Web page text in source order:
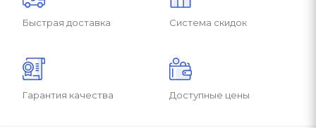
Быстрая доставка Система скидок
Гарантия качества Доступные цены